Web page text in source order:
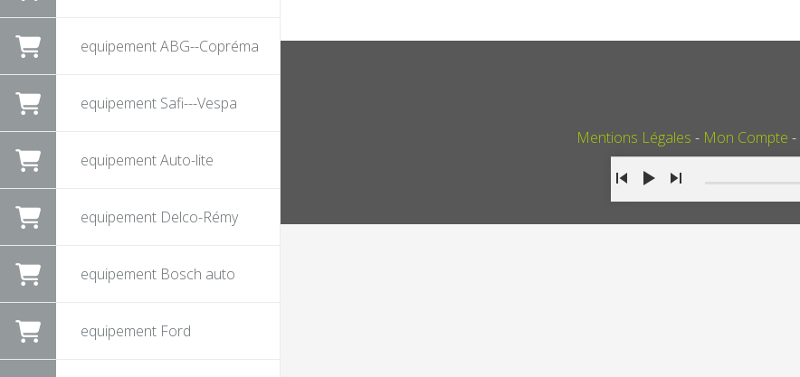
equipement ABG--Copréma
equipement Safi---Vespa
equipement Auto-lite
equipement Delco-Rémy
equipement Bosch auto
equipement Ford
Mentions Légales Mon Compte